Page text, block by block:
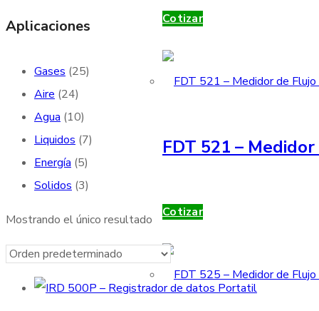
Cotizar
FDT 521 –
Cotizar
Aplicaciones
Gases (25)
Aire (24)
Agua (10)
Liquidos (7)
Energía (5)
Solidos (3)
Mostrando el único resultado